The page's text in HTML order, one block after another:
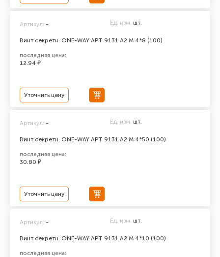
Винт секретн. ONE-WAY АРТ 9131 А2 M 4*8 (100)
Артикул: - Ед. изм. шт.
последняя цена:
12.94 ₽
Уточнить цену
Винт секретн. ONE-WAY АРТ 9131 А2 M 4*50 (100)
Артикул: - Ед. изм. шт.
последняя цена:
30.80 ₽
Уточнить цену
Винт секретн. ONE-WAY АРТ 9131 А2 M 4*10 (100)
Артикул: - Ед. изм. шт.
последняя цена: